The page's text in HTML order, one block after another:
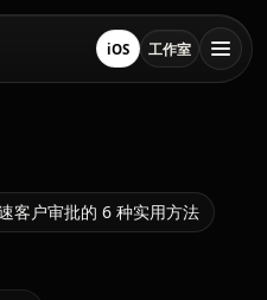
iOS在 App Store 下载
工作室打开工作室
客户审批的 6 种实用方法